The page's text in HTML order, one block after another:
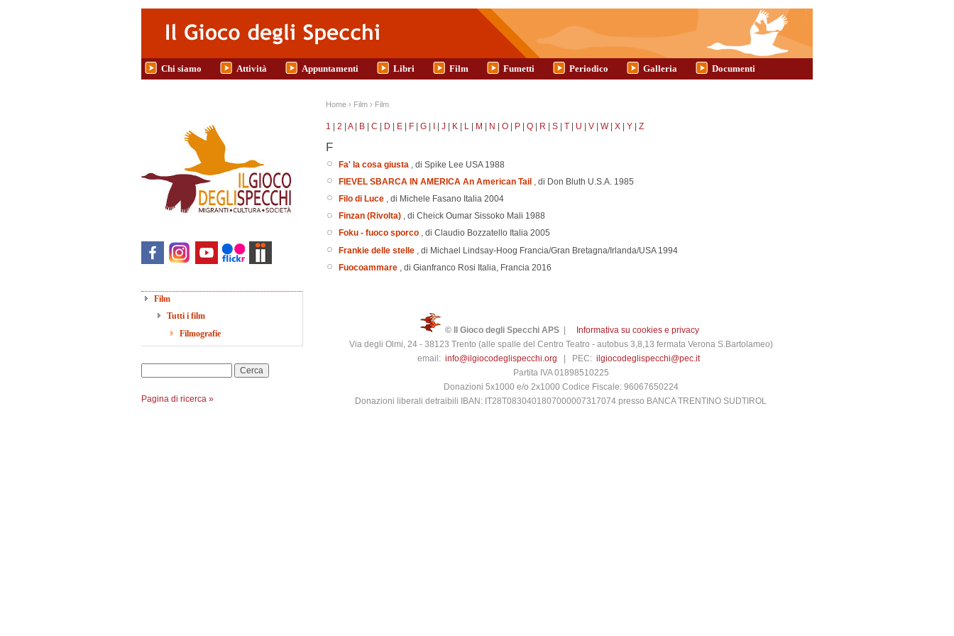
Chi siamo Attività Appuntamenti Libri Film Fumetti Periodico Galleria Documenti
Film
Tutti i film
Filmografie
Pagina di ricerca »
Tu sei qui
Home › Film › Film
1 | 2 | A | B | C | D | E | F | G | I | J | K | L | M | N | O | P | Q | R | S | T | U | V | W | X | Y | Z
F
Fa' la cosa giusta , di Spike Lee USA 1988
FIEVEL SBARCA IN AMERICA An American Tail , di Don Bluth U.S.A. 1985
Filo di Luce , di Michele Fasano Italia 2004
Finzan (Rivolta) , di Cheick Oumar Sissoko Mali 1988
Foku - fuoco sporco , di Claudio Bozzatello Italia 2005
Frankie delle stelle
, di Michael Lindsay-Hoog Francia/Gran Bretagna/Irlanda/USA 1994
Fuocoammare , di Gianfranco Rosi Italia, Francia 2016
© Il Gioco degli Specchi APS|
Informativa su cookies e privacy
Via degli Olmi, 24 - 38123 Trento (alle spalle del Centro Teatro - autobus 3,8,13 fermata Verona S.Bartolameo)
email: info@ilgiocodeglispecchi.org | PEC: ilgiocodeglispecchi@pec.it
Partita IVA 01898510225
Donazioni 5x1000 e/o 2x1000 Codice Fiscale: 96067650224
Donazioni liberali detraibili IBAN: IT28T0830401807000007317074 presso BANCA TRENTINO SUDTIROL